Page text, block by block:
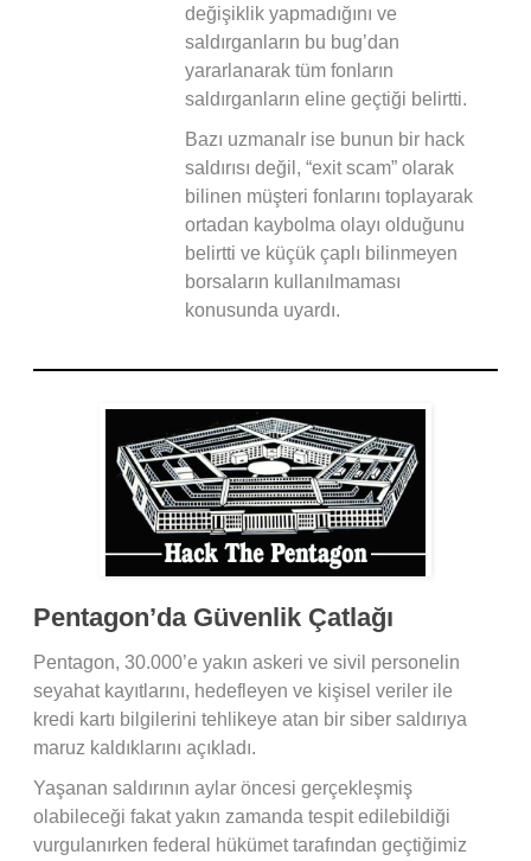
değişiklik yapmadığını ve
saldırganların bu bug’dan
yararlanarak tüm fonların
saldırganların eline geçtiği belirtti.
Bazı uzmanalr ise bunun bir hack
saldırısı değil, “exit scam” olarak
bilinen müşteri fonlarını toplayarak
ortadan kaybolma olayı olduğunu
belirtti ve küçük çaplı bilinmeyen
borsaların kullanılmaması
konusunda uyardı.
Pentagon’da Güvenlik Çatlağı
Pentagon, 30.000’e yakın askeri ve sivil personelin
seyahat kayıtlarını, hedefleyen ve kişisel veriler ile
kredi kartı bilgilerini tehlikeye atan bir siber saldırıya
maruz kaldıklarını açıkladı.
Yaşanan saldırının aylar öncesi gerçekleşmiş
olabileceği fakat yakın zamanda tespit edilebildiği
vurgulanırken federal hükümet tarafından geçtiğimiz